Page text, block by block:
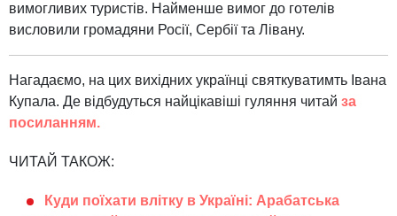
вимогливих туристів. Найменше вимог до готелів
висловили громадяни Росії, Сербії та Лівану.
Нагадаємо, на цих вихідних українці святкуватимть Івана
Купала. Де відбудуться найцікавіші гуляння читай за
посиланням.
ЧИТАЙ ТАКОЖ:
Куди поїхати влітку в Україні: Арабатська